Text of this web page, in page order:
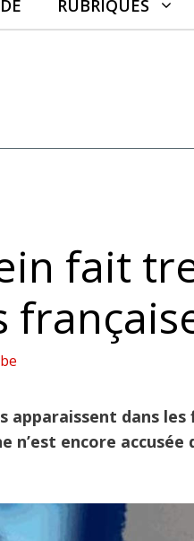
RUBRIQUES
fait
apparaissent dans
encore